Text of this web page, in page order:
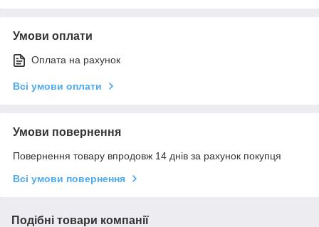
Умови оплати
Оплата на рахунок
Всі умови оплати
Умови повернення
Повернення товару впродовж 14 днів за рахунок покупця
Всі умови повернення
Подібні товари компанії